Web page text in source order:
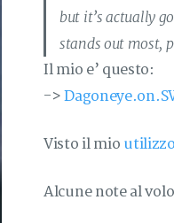
but it’s actually
stands out most,
Il mio e’ questo:
->
Visto il mio
Alcune note al